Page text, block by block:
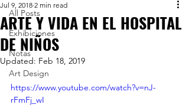
All Posts
Exhibiciones
Notas
Art Design
ARTE Y VIDA EN EL HOSPITAL
DE NIÑOS
Jul 9, 2018 2 min read
Updated: Feb 18, 2019
https://www.youtube.com/watch?v=nJ-
rFmFj_wI